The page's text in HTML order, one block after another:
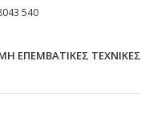
540
ΕΠΕΜΒΑΤΙΚΕΣ ΤΕΧΝΙΚΕΣ